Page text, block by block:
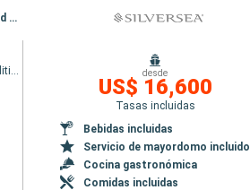
Itinerario : Puerto Williams, Paso de Drake, Antarctic Sound, Peninsula Antártida, Islas Shetland del Sur, Puerto Williams, Paso de Drake, Antarctic Sound, Peninsula Antártida, Islas Shetland del Sur, Paso de Drake, Puerto Williams
Silver cloud Expedition
desde
US$ 16,600
Tasas incluidas
Bebidas incluidas
Servicio de mayordomo incluido
Cocina gastronómica
Comidas incluidas